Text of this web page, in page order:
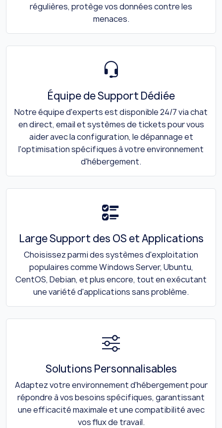
régulières, protège vos données contre les
menaces.
Équipe de Support Dédiée
Notre équipe d'experts est disponible 24/7 via chat
en direct, email et systèmes de tickets pour vous
aider avec la configuration, le dépannage et
l'optimisation spécifiques à votre environnement
d'hébergement.
Large Support des OS et Applications
Choisissez parmi des systèmes d'exploitation
populaires comme Windows Server, Ubuntu,
CentOS, Debian, et plus encore, tout en exécutant
une variété d'applications sans problème.
Solutions Personnalisables
Adaptez votre environnement d'hébergement pour
répondre à vos besoins spécifiques, garantissant
une efficacité maximale et une compatibilité avec
vos flux de travail.